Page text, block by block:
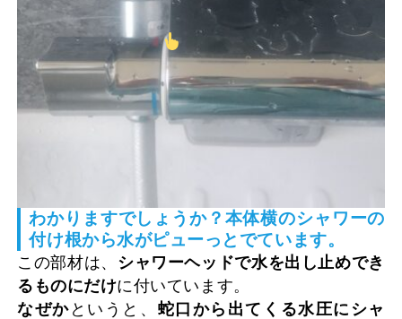
わかりますでしょうか？本体横のシャワーの
付け根から水がピューっとでています。
この部材は、 シャワーヘッドで水を出し止めでき
るものにだけに付いています。
なぜか というと、 蛇口から出てくる水圧にシャ